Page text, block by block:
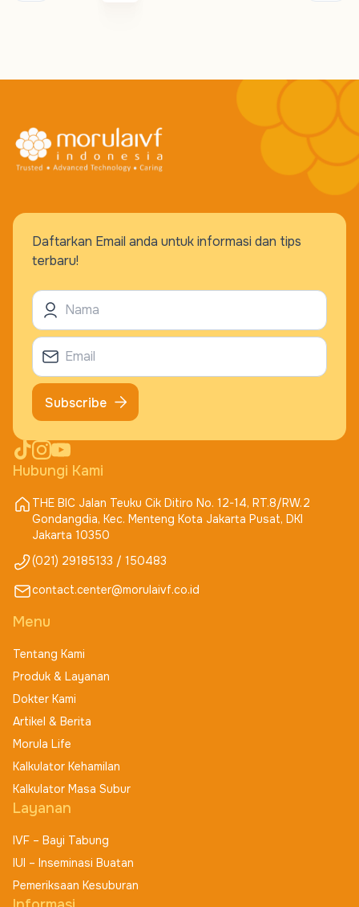
Hubungi Kami
THE BIC Jalan Teuku Cik Ditiro No. 12-14, RT.8/RW.2
Gondangdia, Kec. Menteng Kota Jakarta Pusat, DKI
Jakarta 10350
(021) 29185133 / 150483
contact.center@morulaivf.co.id
Menu
Tentang Kami
Produk & Layanan
Dokter Kami
Artikel & Berita
Morula Life
Kalkulator Kehamilan
Kalkulator Masa Subur
Layanan
IVF – Bayi Tabung
IUI – Inseminasi Buatan
Pemeriksaan Kesuburan
Daftarkan Email anda untuk informasi dan tips
terbaru!
Subscribe